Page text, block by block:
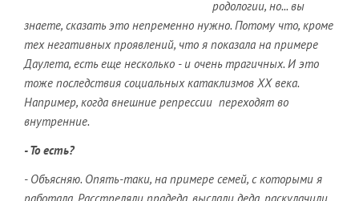
родологии, но... вы
знаете, сказать это непременно нужно. Потому что, кроме
тех негативных проявлений, что я показала на примере
Даулета, есть еще несколько - и очень трагичных. И это
тоже последствия социальных катаклизмов ХХ века.
Например, когда внешние репрессии переходят во
внутренние.
- То есть?
- Объясняю. Опять-таки, на примере семей, с которыми я